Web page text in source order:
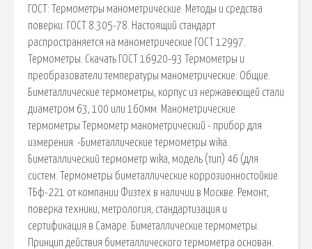
ГОСТ: Термометры манометрические. Методы и средства
поверки. ГОСТ 8.305-78. Настоящий стандарт
распространяется на манометрические ГОСТ 12997.
Термометры. Скачать ГОСТ 16920-93 Термометры и
преобразователи температуры манометрические. Общие.
Биметаллические термометры, корпус из нержавеющей стали
диаметром 63, 100 или 160мм. Манометрические
термометры Термометр манометрический - прибор для
измерения. -Биметаллические термометры wika.
Биметаллический термометр wika, модель (тип) 46 (для
систем. Термометры биметаллические коррозионностойкие
ТБф-221 от компании Физтех в наличии в Москве. Ремонт,
поверка техники, метрология, стандартизация и
сертификация в Самаре. Биметаллические термометры.
Принцип действия биметаллического термометра основан.